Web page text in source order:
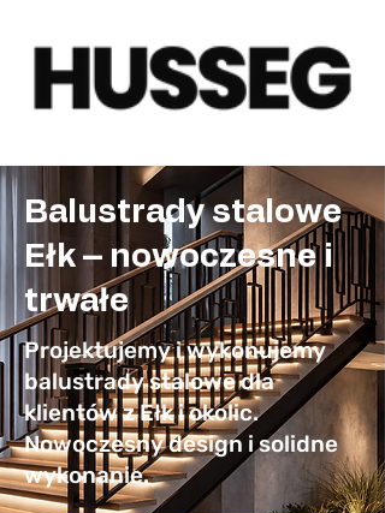
Balustrady stalowe
Ełk – nowoczesne i
trwałe
Projektujemy i wykonujemy
balustrady stalowe dla
klientów z Ełk i okolic.
Nowoczesny design i solidne
wykonanie.